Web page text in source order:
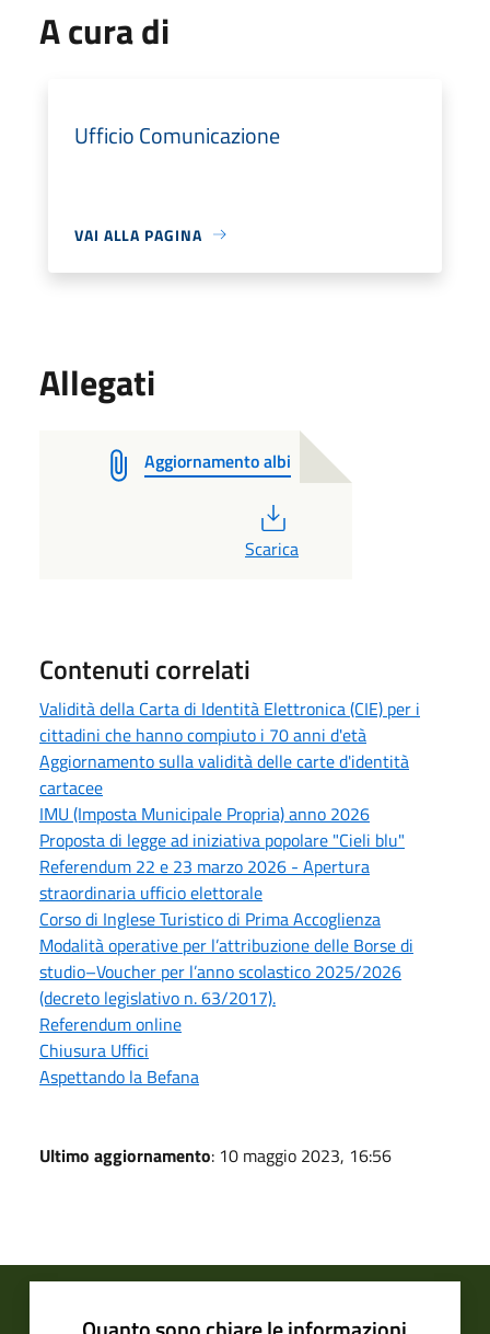
A cura di
Ufficio Comunicazione
VAI ALLA PAGINA
Allegati
Aggiornamento albi
Scarica
Contenuti correlati
Validità della Carta di Identità Elettronica (CIE) per i
cittadini che hanno compiuto i 70 anni d'età
Aggiornamento sulla validità delle carte d'identità
cartacee
IMU (Imposta Municipale Propria) anno 2026
Proposta di legge ad iniziativa popolare "Cieli blu"
Referendum 22 e 23 marzo 2026 - Apertura
straordinaria ufficio elettorale
Corso di Inglese Turistico di Prima Accoglienza
Modalità operative per l’attribuzione delle Borse di
studio–Voucher per l’anno scolastico 2025/2026
(decreto legislativo n. 63/2017).
Referendum online
Chiusura Uffici
Aspettando la Befana
Ultimo aggiornamento: 10 maggio 2023, 16:56